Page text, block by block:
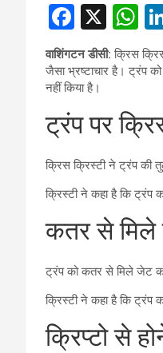
F
a
ce
b
o
k
X
W
h
at
A
p
p
वाशिंगटन डीसी: क्रिस
जैसा भ्रष्टाचार है। ट्रंप
नहीं किया है।
ट्रंप पर
क्रिस क्रिस्टी ने ट्रंप की
क्रिस्टी ने कहा है कि ट्रंप
कतर से
ट्रंप को कतर से मिले जेट
क्रिस्टी ने कहा है कि ट्रंप
क्रिप्टो से